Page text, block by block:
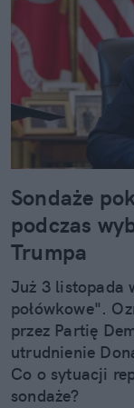
Sondaże
podczas
Trumpa
Już 3 listopada
połówkowe".
przez Partię
utrudnienie
Co o sytuacji
sondaże?